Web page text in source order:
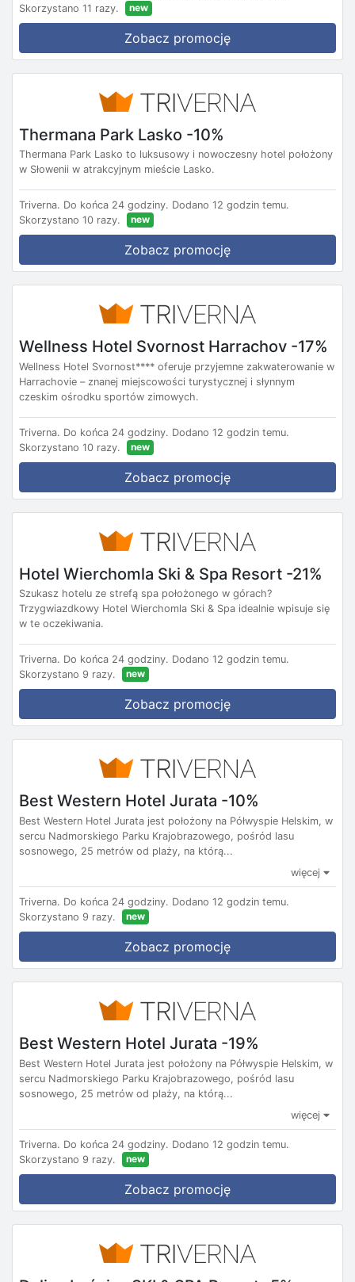
Skorzystano 11 razy.
new
Zobacz promocję
Thermana Park Lasko -10%
Thermana Park Lasko to luksusowy i nowoczesny hotel położony
w Słowenii w atrakcyjnym mieście Lasko.
Triverna. Do końca 24 godziny. Dodano 12 godzin temu.
Skorzystano 10 razy.
new
Zobacz promocję
Wellness Hotel Svornost Harrachov -17%
Wellness Hotel Svornost**** oferuje przyjemne zakwaterowanie w
Harrachovie – znanej miejscowości turystycznej i słynnym
czeskim ośrodku sportów zimowych.
Triverna. Do końca 24 godziny. Dodano 12 godzin temu.
Skorzystano 10 razy.
new
Zobacz promocję
Hotel Wierchomla Ski & Spa Resort -21%
Szukasz hotelu ze strefą spa położonego w górach?
Trzygwiazdkowy Hotel Wierchomla Ski & Spa idealnie wpisuje się
w te oczekiwania.
Triverna. Do końca 24 godziny. Dodano 12 godzin temu.
Skorzystano 9 razy.
new
Zobacz promocję
Best Western Hotel Jurata -10%
Best Western Hotel Jurata jest położony na Półwyspie Helskim, w
sercu Nadmorskiego Parku Krajobrazowego, pośród lasu
sosnowego, 25 metrów od plaży, na którą...
więcej
Triverna. Do końca 24 godziny. Dodano 12 godzin temu.
Skorzystano 9 razy.
new
Zobacz promocję
Best Western Hotel Jurata -19%
Best Western Hotel Jurata jest położony na Półwyspie Helskim, w
sercu Nadmorskiego Parku Krajobrazowego, pośród lasu
sosnowego, 25 metrów od plaży, na którą...
więcej
Triverna. Do końca 24 godziny. Dodano 12 godzin temu.
Skorzystano 9 razy.
new
Zobacz promocję